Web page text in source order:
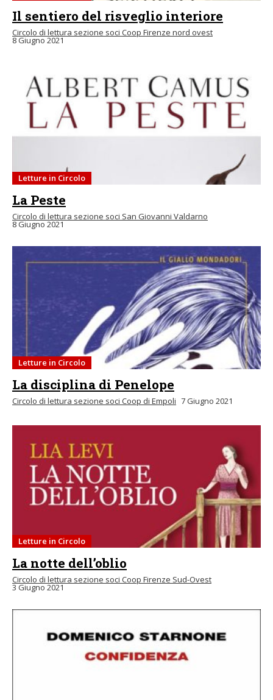
Il sentiero del risveglio interiore
Circolo di lettura sezione soci Coop Firenze nord ovest
8 Giugno 2021
Letture in Circolo
La Peste
Circolo di lettura sezione soci San Giovanni Valdarno
8 Giugno 2021
Letture in Circolo
La disciplina di Penelope
Circolo di lettura sezione soci Coop di Empoli 7 Giugno 2021
Letture in Circolo
La notte dell’oblio
Circolo di lettura sezione soci Coop Firenze Sud-Ovest
3 Giugno 2021